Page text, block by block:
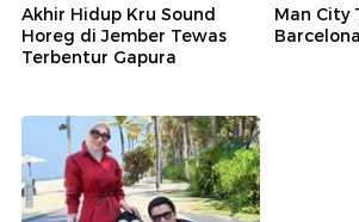
Akhir Hidup Kru Sound
Horeg di Jember Tewas
Terbentur Gapura
Man City